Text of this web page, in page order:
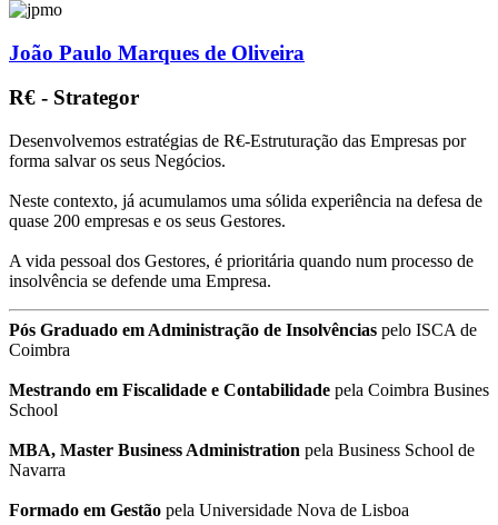
João Paulo Marques de Oliveira
R€ - Strategor
Desenvolvemos estratégias de R€-Estruturação das Empresas por
forma salvar os seus Negócios.
Neste contexto, já acumulamos uma sólida experiência na defesa de
quase 200 empresas e os seus Gestores.
A vida pessoal dos Gestores, é prioritária quando num processo de
insolvência se defende uma Empresa.
Pós Graduado em Administração de Insolvências pelo ISCA de
Coimbra
Mestrando em Fiscalidade e Contabilidade pela Coimbra Busines
School
MBA, Master Business Administration pela Business School de
Navarra
Formado em Gestão pela Universidade Nova de Lisboa